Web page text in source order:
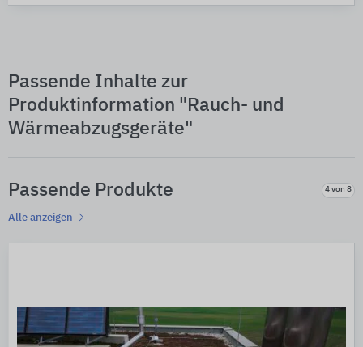
Passende Inhalte zur
Produktinformation "Rauch- und
Wärmeabzugsgeräte"
Passende Produkte 4 von 8
Alle anzeigen